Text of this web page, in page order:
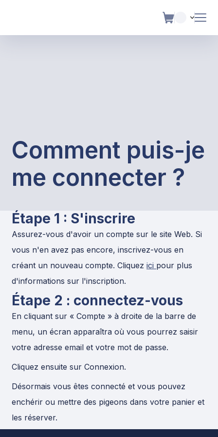
Comment puis-je
me connecter ?
Étape 1 : S'inscrire
Assurez-vous d'avoir un compte sur le site Web. Si
vous n'en avez pas encore, inscrivez-vous en
créant un nouveau compte. Cliquez ici pour plus
d'informations sur l'inscription.
Étape 2 : connectez-vous
En cliquant sur « Compte » à droite de la barre de
menu, un écran apparaîtra où vous pourrez saisir
votre adresse email et votre mot de passe.
Cliquez ensuite sur Connexion.
Désormais vous êtes connecté et vous pouvez
enchérir ou mettre des pigeons dans votre panier et
les réserver.